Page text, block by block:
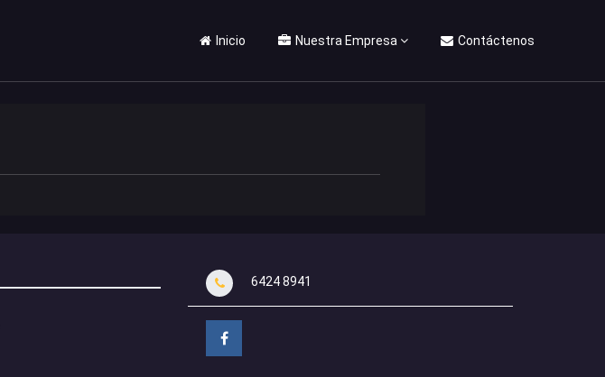
Inicio Nuestra Empresa Contáctenos
6424 8941